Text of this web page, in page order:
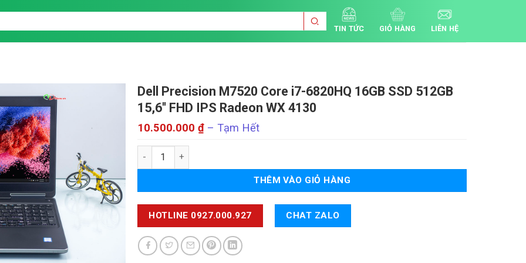
TIN TỨC GIỎ HÀNG LIÊN HỆ
Dell Precision M7520 Core i7-6820HQ 16GB SSD 512GB
15,6'' FHD IPS Radeon WX 4130
10.500.000 ₫ – Tạm HếtKhoảng
đến
Tạm
Hết
Dell Precision M7520 số lượng
THÊM VÀO GIỎ HÀNG
HOTLINE 0927.000.927 CHAT ZALO